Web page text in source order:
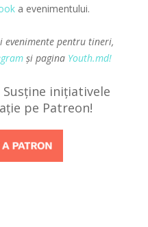
a evenimentului.
evenimente pentru tineri,
și pagina Youth.md!
inițiativele
pe Patreon!